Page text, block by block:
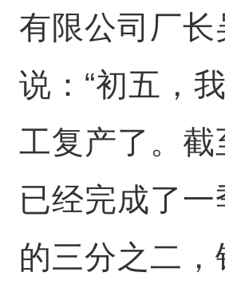
有限公司厂长
说：“初五，
工复产了。截
已经完成了一
的三分之二，